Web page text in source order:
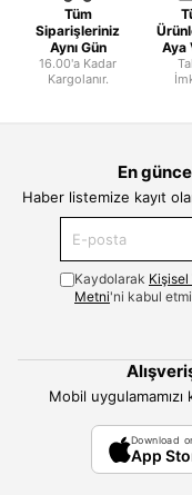
Tüm
Siparişleriniz
Aynı Gün
16.00'a Kadar
Kargolanır.
Aya
En
Haber listemize kayıt
Kaydolarak Kişisel
Metni'ni kabul
Mobil
Download
App